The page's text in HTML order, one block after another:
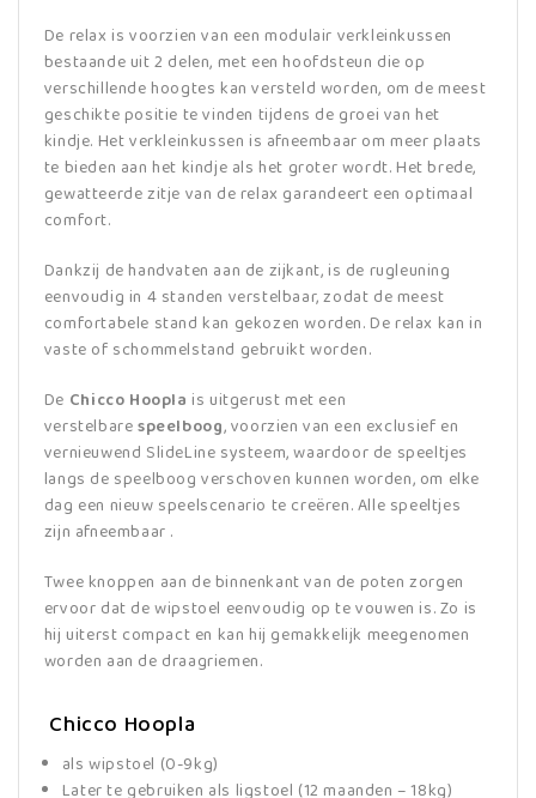
De relax is voorzien van een modulair verkleinkussen
bestaande uit 2 delen, met een hoofdsteun die op
verschillende hoogtes kan versteld worden, om de meest
geschikte positie te vinden tijdens de groei van het
kindje. Het verkleinkussen is afneembaar om meer plaats
te bieden aan het kindje als het groter wordt. Het brede,
gewatteerde zitje van de relax garandeert een optimaal
comfort.
Dankzij de handvaten aan de zijkant, is de rugleuning
eenvoudig in 4 standen verstelbaar, zodat de meest
comfortabele stand kan gekozen worden. De relax kan in
vaste of schommelstand gebruikt worden.
De Chicco Hoopla is uitgerust met een
verstelbarespeelboog, voorzien van een exclusief en
vernieuwend SlideLine systeem, waardoor de speeltjes
langs de speelboog verschoven kunnen worden, om elke
dag een nieuw speelscenario te creëren. Alle speeltjes
zijn afneembaar .
Twee knoppen aan de binnenkant van de poten zorgen
ervoor dat de wipstoel eenvoudig op te vouwen is. Zo is
hij uiterst compact en kan hij gemakkelijk meegenomen
worden aan de draagriemen.
Chicco Hoopla
als wipstoel (0-9kg)
Later te gebruiken als ligstoel (12 maanden – 18kg)